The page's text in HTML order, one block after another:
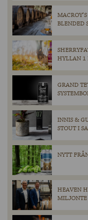
BLENDED
HYLLAN 1
GRAND
INNIS &
STOUT I
NYTT
HEAVEN
MILJONTE